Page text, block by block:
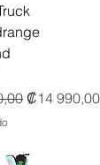
Precio de
₡14 990,00